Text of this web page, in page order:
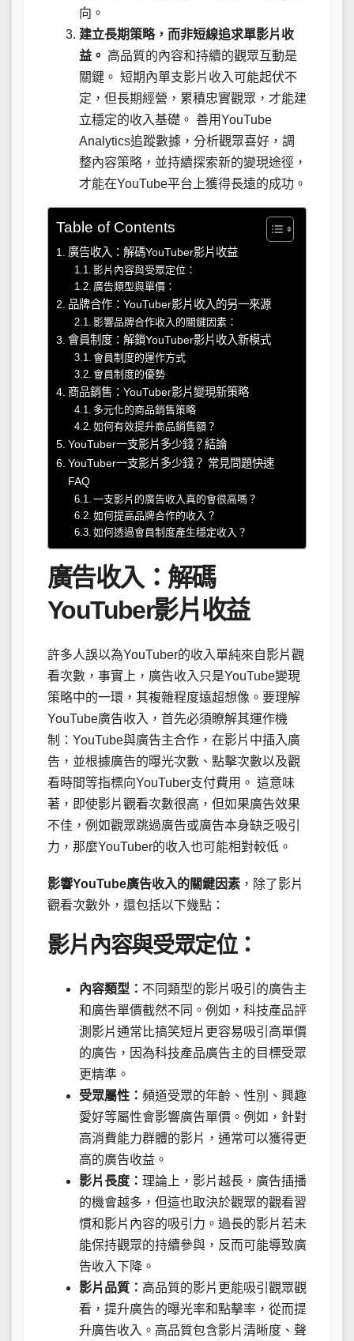
向。
建立長期策略，而非短線追求單影片收
益。 高品質的內容和持續的觀眾互動是
關鍵。 短期內單支影片收入可能起伏不
定，但長期經營，累積忠實觀眾，才能建
立穩定的收入基礎。 善用YouTube
Analytics追蹤數據，分析觀眾喜好，調
整內容策略，並持續探索新的變現途徑，
才能在YouTube平台上獲得長遠的成功。
Table of Contents
廣告收入：解碼YouTuber影片收益
影片內容與受眾定位：
廣告類型與單價：
品牌合作：YouTuber影片收入的另一來源
影響品牌合作收入的關鍵因素：
會員制度：解鎖YouTuber影片收入新模式
會員制度的運作方式
會員制度的優勢
商品銷售：YouTuber影片變現新策略
多元化的商品銷售策略
如何有效提升商品銷售額？
YouTuber一支影片多少錢？結論
YouTuber一支影片多少錢？ 常見問題快速
FAQ
一支影片的廣告收入真的會很高嗎？
如何提高品牌合作的收入？
如何透過會員制度產生穩定收入？
廣告收入：解碼
YouTuber影片收益
許多人誤以為YouTuber的收入單純來自影片觀
看次數，事實上，廣告收入只是YouTube變現
策略中的一環，其複雜程度遠超想像。要理解
YouTube廣告收入，首先必須瞭解其運作機
制：YouTube與廣告主合作，在影片中插入廣
告，並根據廣告的曝光次數、點擊次數以及觀
看時間等指標向YouTuber支付費用。 這意味
著，即使影片觀看次數很高，但如果廣告效果
不佳，例如觀眾跳過廣告或廣告本身缺乏吸引
力，那麼YouTuber的收入也可能相對較低。
影響YouTube廣告收入的關鍵因素 ，除了影片
觀看次數外，還包括以下幾點：
影片內容與受眾定位：
內容類型： 不同類型的影片吸引的廣告主
和廣告單價截然不同。例如，科技產品評
測影片通常比搞笑短片更容易吸引高單價
的廣告，因為科技產品廣告主的目標受眾
更精準。
受眾屬性： 頻道受眾的年齡、性別、興趣
愛好等屬性會影響廣告單價。例如，針對
高消費能力群體的影片，通常可以獲得更
高的廣告收益。
影片長度： 理論上，影片越長，廣告插播
的機會越多，但這也取決於觀眾的觀看習
慣和影片內容的吸引力。過長的影片若未
能保持觀眾的持續參與，反而可能導致廣
告收入下降。
影片品質： 高品質的影片更能吸引觀眾觀
看，提升廣告的曝光率和點擊率，從而提
升廣告收入。高品質包含影片清晰度、聲